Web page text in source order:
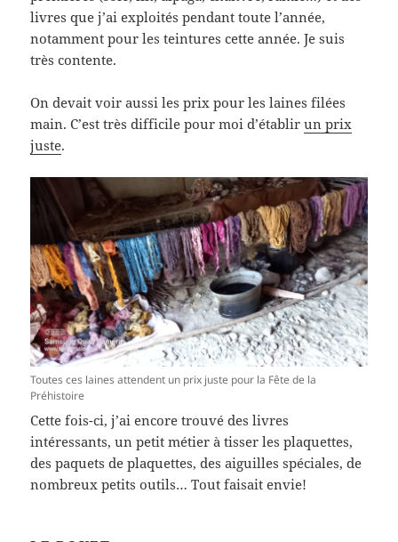
livres que j’ai exploités pendant toute l’année,
notamment pour les teintures cette année. Je suis
très contente.
On devait voir aussi les prix pour les laines filées
main. C’est très difficile pour moi d’établirun prix
juste.
Toutes ces laines attendent un prix juste pour la Fête de la
Préhistoire
Cette fois-ci, j’ai encore trouvé des livres
intéressants, un petit métier à tisser les plaquettes,
des paquets de plaquettes, des aiguilles spéciales, de
nombreux petits outils… Tout faisait envie!